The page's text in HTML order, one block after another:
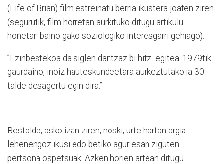
(Life of Brian) film estreinatu berria ikustera joaten ziren
(segurutik, film horretan aurkituko ditugu artikulu
honetan baino gako soziologiko interesgarri gehiago).
”Ezinbestekoa da siglen dantzaz bi hitz egitea. 1979tik
gaurdaino, inoiz hauteskundeetara aurkeztutako ia 30
talde desagertu egin dira.”
Bestalde, asko izan ziren, noski, urte hartan argia
lehenengoz ikusi edo betiko agur esan ziguten
pertsona ospetsuak. Azken horien artean ditugu